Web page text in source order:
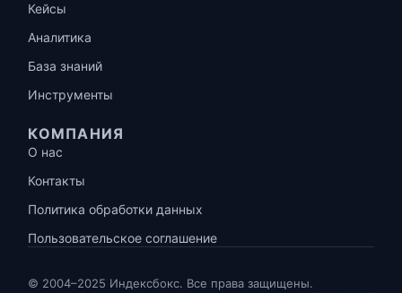
Кейсы
Аналитика
База знаний
Инструменты
КОМПАНИЯ
О нас
Контакты
Политика обработки данных
Пользовательское соглашение
© 2004–2025 Индексбокс. Все права защищены.